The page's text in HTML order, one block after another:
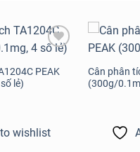
Add to
wishlist
PEAK
lẻ)
wishlist
Cân phân
(300g/